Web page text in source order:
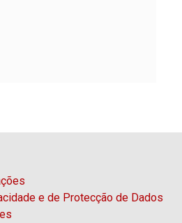
e de Protecção de Dados